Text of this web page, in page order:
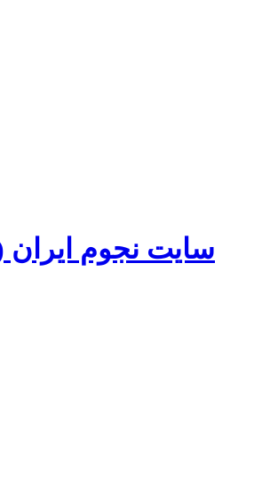
سایت نجوم